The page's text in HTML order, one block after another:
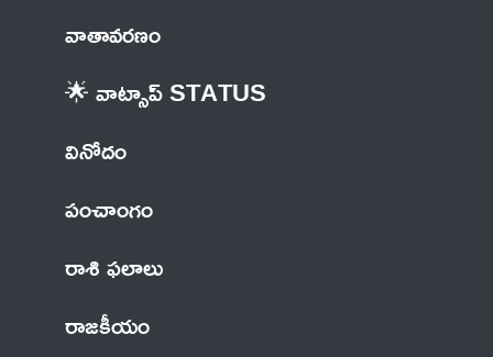
వాతావరణం
🌟 వాట్సాప్ STATUS
వినోదం
పంచాంగం
రాశి ఫలాలు
రాజకీయం